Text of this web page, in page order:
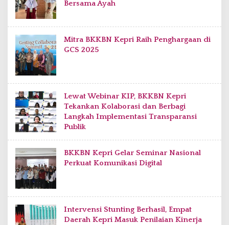
Bersama Ayah
Mitra BKKBN Kepri Raih Penghargaan di
GCS 2025
Lewat Webinar KIP, BKKBN Kepri
Tekankan Kolaborasi dan Berbagi
Langkah Implementasi Transparansi
Publik
BKKBN Kepri Gelar Seminar Nasional
Perkuat Komunikasi Digital
Intervensi Stunting Berhasil, Empat
Daerah Kepri Masuk Penilaian Kinerja